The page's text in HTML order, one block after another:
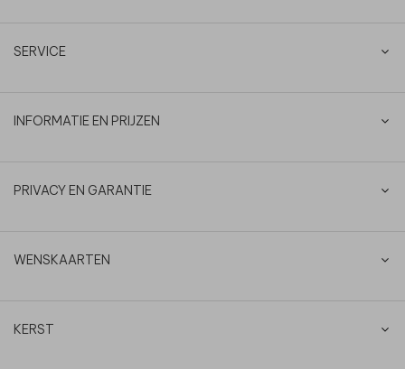
SERVICE
INFORMATIE EN PRIJZEN
PRIVACY EN GARANTIE
WENSKAARTEN
KERST